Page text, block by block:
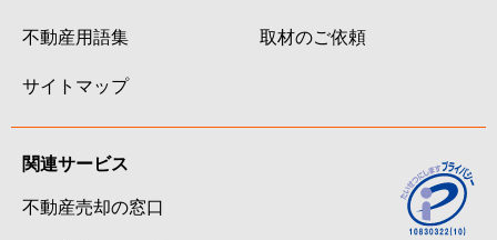
不動産用語集
サイトマップ
取材のご依頼
関連サービス
不動産売却の窓口